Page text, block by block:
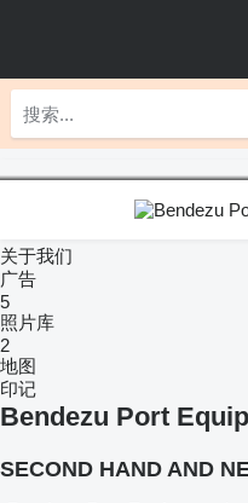
关于我们
广告
5
照片库
2
地图
印记
Bendezu Port
SECOND HAND AND